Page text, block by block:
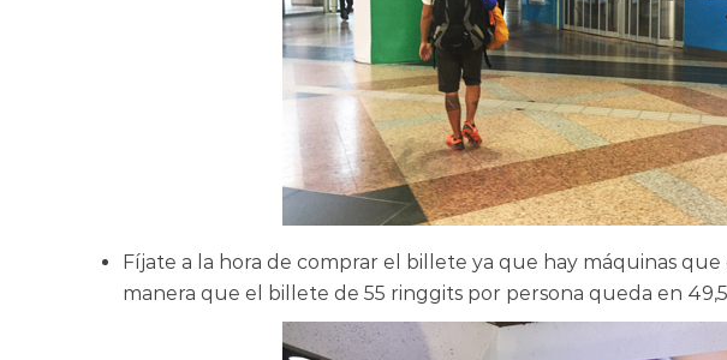
Fíjate a la hora de comprar el billete ya que hay máquinas
manera que el billete de 55 ringgits por persona queda en